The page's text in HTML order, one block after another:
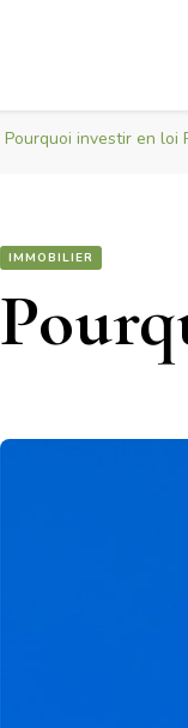
Pourquoi investir en loi
IMMOBILIER